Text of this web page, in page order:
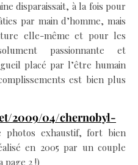
disparaissait, à la fois pour
par main d’homme, mais
elle-même et pour les
passionnante et
placé par l’être humain
est bien plus
2009/04/chernobyl-
photos exhaustif, fort bien
en 2005 par un couple
page 2 !)